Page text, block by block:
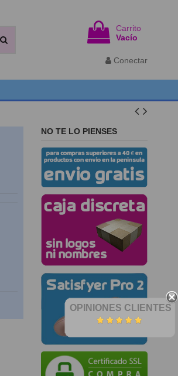
Carrito
Vacío
Conectar
NO TE LO PIENSES
OPINIONES CLIENTES